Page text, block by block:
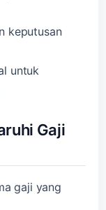
keputusan
untuk
Gaji
gaji yang